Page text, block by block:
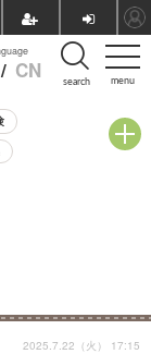
menu
/ CN search
2025.7.22（火） 17:15